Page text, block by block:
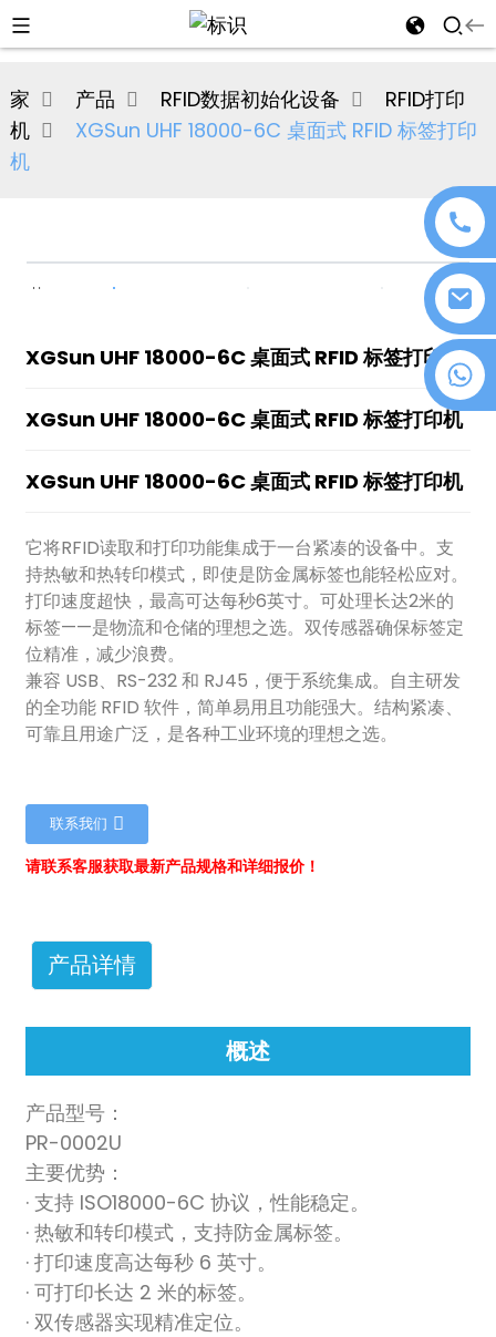
+86 18076372139
家 产品 RFID数据初始化设备
RFID打印
机
XGSun UHF 18000-6C 桌面式 RFID 标签打印
机
XGSun UHF 18000-6C 桌面式 RFID 标签打印机
XGSun UHF 18000-6C 桌面式 RFID 标签打印机
XGSun UHF 18000-6C 桌面式 RFID 标签打印机
它将RFID读取和打印功能集成于一台紧凑的设备中。支
持热敏和热转印模式，即使是防金属标签也能轻松应对。
打印速度超快，最高可达每秒6英寸。可处理长达2米的
标签——是物流和仓储的理想之选。双传感器确保标签定
位精准，减少浪费。
兼容 USB、RS-232 和 RJ45，便于系统集成。自主研发
的全功能 RFID 软件，简单易用且功能强大。结构紧凑、
可靠且用途广泛，是各种工业环境的理想之选。
联系我们
请联系客服获取最新产品规格和详细报价！
产品详情
概述
产品型号：
PR-0002U
主要优势：
· 支持 ISO18000-6C 协议，性能稳定。
· 热敏和转印模式，支持防金属标签。
· 打印速度高达每秒 6 英寸。
· 可打印长达 2 米的标签。
· 双传感器实现精准定位。